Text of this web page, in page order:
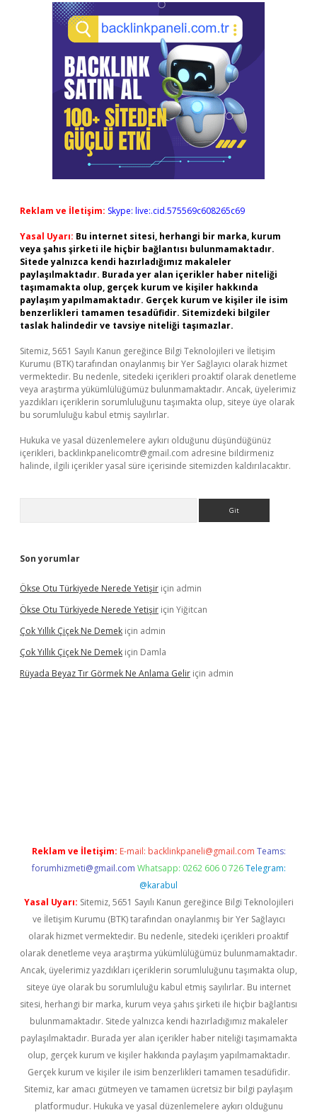
Reklam ve İletişim: Skype: live:.cid.575569c608265c69
Yasal Uyarı: Bu internet sitesi, herhangi bir marka, kurum
veya şahıs şirketi ile hiçbir bağlantısı bulunmamaktadır.
Sitede yalnızca kendi hazırladığımız makaleler
paylaşılmaktadır. Burada yer alan içerikler haber niteliği
taşımamakta olup, gerçek kurum ve kişiler hakkında
paylaşım yapılmamaktadır. Gerçek kurum ve kişiler ile isim
benzerlikleri tamamen tesadüfidir. Sitemizdeki bilgiler
taslak halindedir ve tavsiye niteliği taşımazlar.
Sitemiz, 5651 Sayılı Kanun gereğince Bilgi Teknolojileri ve İletişim
Kurumu (BTK) tarafından onaylanmış bir Yer Sağlayıcı olarak hizmet
vermektedir. Bu nedenle, sitedeki içerikleri proaktif olarak denetleme
veya araştırma yükümlülüğümüz bulunmamaktadır. Ancak, üyelerimiz
yazdıkları içeriklerin sorumluluğunu taşımakta olup, siteye üye olarak
bu sorumluluğu kabul etmiş sayılırlar.
Hukuka ve yasal düzenlemelere aykırı olduğunu düşündüğünüz
içerikleri, backlinkpanelicomtr@gmail.com adresine bildirmeniz
halinde, ilgili içerikler yasal süre içerisinde sitemizden kaldırılacaktır.
Son yorumlar
Ökse Otu Türkiyede Nerede Yetişir için admin
Ökse Otu Türkiyede Nerede Yetişir için Yiğitcan
Çok Yıllık Çiçek Ne Demek için admin
Çok Yıllık Çiçek Ne Demek için Damla
Rüyada Beyaz Tır Görmek Ne Anlama Gelir için admin
Reklam ve İletişim: E-mail: backlinkpaneli@gmail.com Teams:
forumhizmeti@gmail.com Whatsapp: 0262 606 0 726 Telegram:
@karabul
Yasal Uyarı: Sitemiz, 5651 Sayılı Kanun gereğince Bilgi Teknolojileri
ve İletişim Kurumu (BTK) tarafından onaylanmış bir Yer Sağlayıcı
olarak hizmet vermektedir. Bu nedenle, sitedeki içerikleri proaktif
olarak denetleme veya araştırma yükümlülüğümüz bulunmamaktadır.
Ancak, üyelerimiz yazdıkları içeriklerin sorumluluğunu taşımakta olup,
siteye üye olarak bu sorumluluğu kabul etmiş sayılırlar. Bu internet
sitesi, herhangi bir marka, kurum veya şahıs şirketi ile hiçbir bağlantısı
bulunmamaktadır. Sitede yalnızca kendi hazırladığımız makaleler
paylaşılmaktadır. Burada yer alan içerikler haber niteliği taşımamakta
olup, gerçek kurum ve kişiler hakkında paylaşım yapılmamaktadır.
Gerçek kurum ve kişiler ile isim benzerlikleri tamamen tesadüfidir.
Sitemiz, kar amacı gütmeyen ve tamamen ücretsiz bir bilgi paylaşım
platformudur. Hukuka ve yasal düzenlemelere aykırı olduğunu